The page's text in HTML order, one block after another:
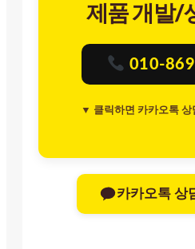
제품 개발/
010-
▼ 클릭하면 카카오톡 상
카카오톡 상